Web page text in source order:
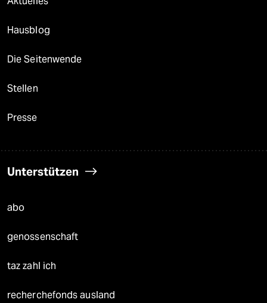
Hausblog
Die Seitenwende
Stellen
Presse
Unterstützen
abo
genossenschaft
taz zahl ich
recherchefonds ausland